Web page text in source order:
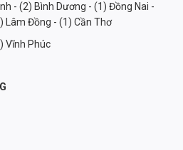
- (2) Bình Dương - (1) Đồng Nai -
Lâm Đồng - (1) Cần Thơ
Vĩnh Phúc